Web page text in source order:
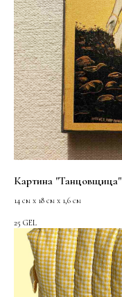
Картина "Танцовщица"
14 см х 18 см х 1,6 см
25 GEL